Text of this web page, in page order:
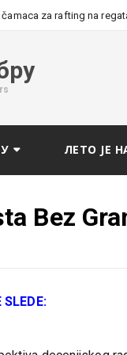
za rafting na
ЛЕТО ЈЕ
Bez